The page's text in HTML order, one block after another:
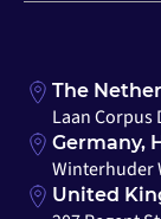
The
Laan Corpus
Germany,
Winterhuder
United